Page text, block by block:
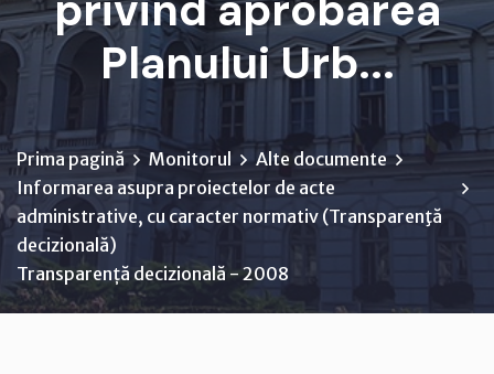
Planului Urb...
Prima pagină Monitorul
Alte documente
Informarea asupra proiectelor de acte
administrative, cu caracter normativ (Transparenţă
decizională)
Transparență decizională - 2008